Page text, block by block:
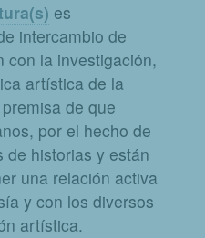
es
intercambio de
con la investigación,
artística de la
de que
por el hecho de
de historias y están
una relación activa
y con los diversos
artística.